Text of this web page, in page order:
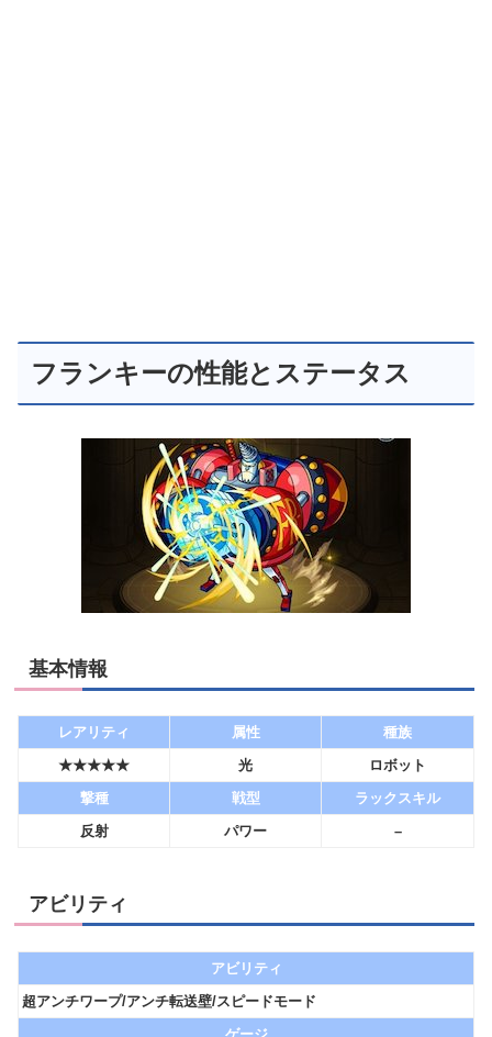
フランキーの性能とステータス
基本情報
レアリティ 属性
種族
★★★★★
光
ロボット
撃種
戦型
ラックスキル
反射
パワー –
アビリティ
アビリティ
超アンチワープ/アンチ転送壁/スピードモード